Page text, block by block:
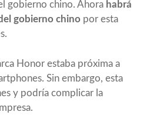
gobierno chino. Ahora habrá
gobierno chino por esta
Honor estaba próxima a
Sin embargo, esta
y podría complicar la